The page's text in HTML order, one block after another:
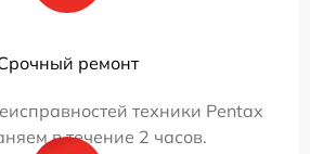
ремонт
техники Pentax
в течение 2 часов.